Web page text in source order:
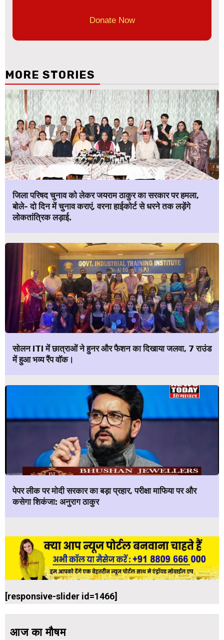
Donate Now
MORE STORIES
जिला परिषद चुनाव को लेकर जयराम ठाकुर का सरकार पर हमला,
बोले- दो दिन में चुनाव कराएं, वरना हाईकोर्ट से धरने तक लड़ेंगे
लोकतांत्रिक लड़ाई.
सोलन ITI में छात्राओं ने हुनर और फैशन का दिखाया जलवा, 7 राउंड
में हुआ भव्य रैंप वॉक।
पेपर लीक पर मोदी सरकार का बड़ा प्रहार, परीक्षा माफिया पर और
कसेगा शिकंजा: अनुराग ठाकुर
[responsive-slider id=1466]
आज का मौषम